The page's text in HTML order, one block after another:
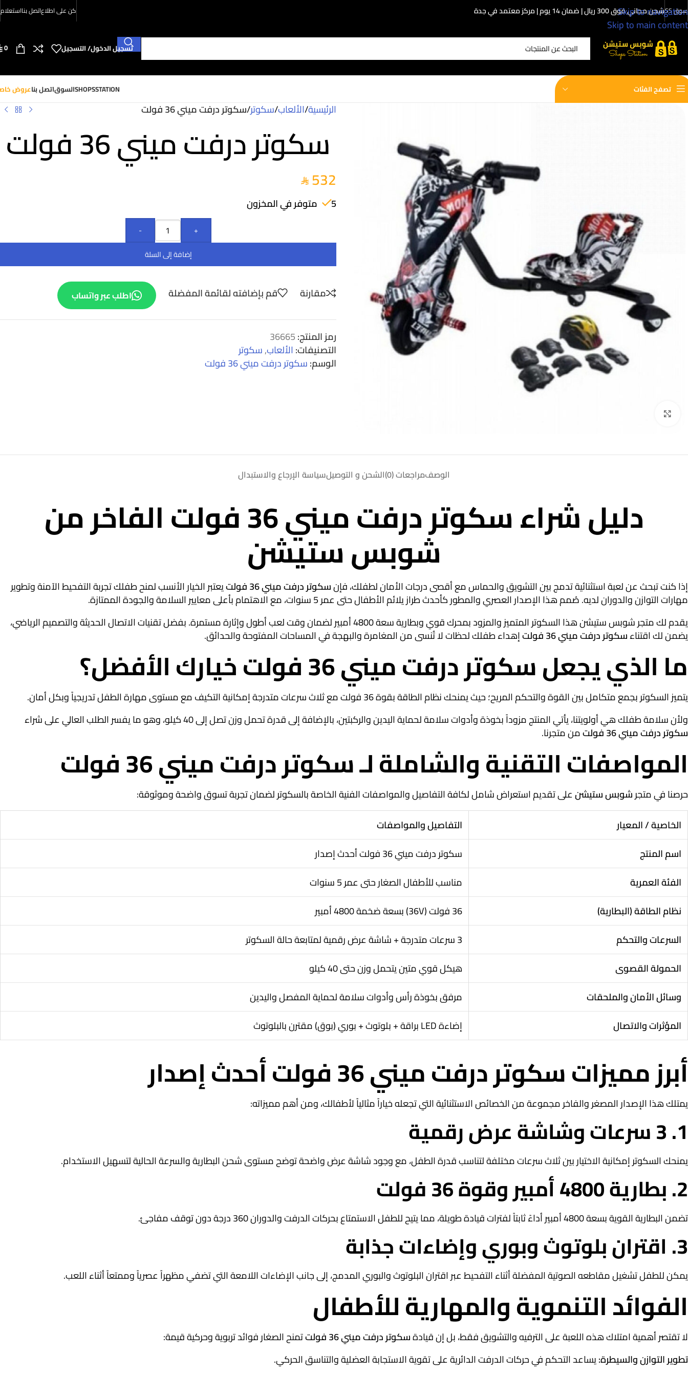
Skip to navigation
Skip to main content
سوق SS شحن مجاني فوق 300 ريال | ضمان 14 يوم | مركز معتمد في جدة كن على اطلاعاتصل بنااستعلام
تسجيل الدخول/ التسجيل 0
تصفح الفئات SHOPSSTATIONالسوقاتصل بناعروض
الرئيسية/الألعاب/سكوتر/سكوتر درفت ميني 36 فولت
سكوتر درفت ميني 36 فولت
532
5 متوفر في المخزون
-
+
إضافة إلى السلة
مقارنة قم بإضافته لقائمة المفضلة اطلب عبر واتساب
رمز المنتج:36665
التصنيفات: الألعاب,سكوتر
الوسم:سكوتر درفت ميني 36 فولت
الوصفمراجعات (0) الشحن و التوصيلسياسة الإرجاع والاستبدال
دليل شراء سكوتر درفت ميني 36 فولت الفاخر من
شوبس ستيشن
إذا كنت تبحث عن لعبة استثنائية تدمج بين التشويق والحماس مع أقصى درجات الأمان لطفلك، فإنسكوتر درفت ميني 36 فولت يعتبر الخيار الأنسب لمنح طفلك تجربة التفحيط الآمنة وتطوير
مهارات التوازن والدوران لديه. صُمم هذا الإصدار العصري والمطور كأحدث طراز يلائم الأطفال حتى عمر 5 سنوات، مع الاهتمام بأعلى معايير السلامة والجودة الممتازة.
يقدم لك متجر شوبس ستيشن هذا السكوتر المتميز والمزود بمحرك قوي وبطارية سعة 4800 أمبير لضمان وقت لعب أطول وإثارة مستمرة. بفضل تقنيات الاتصال الحديثة والتصميم الرياضي،
يضمن لك اقتناءسكوتر درفت ميني 36 فولت إهداء طفلك لحظات لا تُنسى من المغامرة والبهجة في المساحات المفتوحة والحدائق.
ما الذي يجعل سكوتر درفت ميني 36 فولت خيارك الأفضل؟
يتميز السكوتر بجمع متكامل بين القوة والتحكم المريح؛ حيث يمنحك نظام الطاقة بقوة 36 فولت مع ثلاث سرعات متدرجة إمكانية التكيف مع مستوى مهارة الطفل تدريجياً وبكل أمان.
ولأن سلامة طفلك هي أولويتنا، يأتي المنتج مزوداً بخوذة وأدوات سلامة لحماية اليدين والركبتين، بالإضافة إلى قدرة تحمل وزن تصل إلى 40 كيلو، وهو ما يفسر الطلب العالي على شراء
سكوتر درفت ميني 36 فولت من متجرنا.
المواصفات التقنية والشاملة لـ سكوتر درفت ميني 36 فولت
حرصنا في متجرشوبس ستيشنعلى تقديم استعراض شامل لكافة التفاصيل والمواصفات الفنية الخاصة بالسكوتر لضمان تجربة تسوق واضحة وموثوقة:
الخاصية / المعيار
التفاصيل والمواصفات
اسم المنتج
سكوتر درفت ميني 36 فولت أحدث إصدار
الفئة العمرية
مناسب للأطفال الصغار حتى عمر 5 سنوات
نظام الطاقة (البطارية)
36 فولت (36V) بسعة ضخمة 4800 أمبير
السرعات والتحكم
3 سرعات متدرجة + شاشة عرض رقمية لمتابعة حالة السكوتر
الحمولة القصوى
هيكل قوي متين يتحمل وزن حتى 40 كيلو
وسائل الأمان والملحقات
مرفق بخوذة رأس وأدوات سلامة لحماية المفصل واليدين
المؤثرات والاتصال
إضاءة LED براقة + بلوتوث + بوري (بوق) مقترن بالبلوتوث
أبرز مميزات سكوتر درفت ميني 36 فولت أحدث إصدار
يمتلك هذا الإصدار المصغر والفاخر مجموعة من الخصائص الاستثنائية التي تجعله خياراً مثالياً لأطفالك، ومن أهم مميزاته:
1. 3 سرعات وشاشة عرض رقمية
يمنحك السكوتر إمكانية الاختيار بين ثلاث سرعات مختلفة لتناسب قدرة الطفل، مع وجود شاشة عرض واضحة توضح مستوى شحن البطارية والسرعة الحالية لتسهيل الاستخدام.
2. بطارية 4800 أمبير وقوة 36 فولت
تضمن البطارية القوية بسعة 4800 أمبير أداءً ثابتاً لفترات قيادة طويلة، مما يتيح للطفل الاستمتاع بحركات الدرفت والدوران 360 درجة دون توقف مفاجئ.
3. اقتران بلوتوث وبوري وإضاءات جذابة
يمكن للطفل تشغيل مقاطعه الصوتية المفضلة أثناء التفحيط عبر اقتران البلوتوث والبوري المدمج، إلى جانب الإضاءات اللامعة التي تضفي مظهراً عصرياً وممتعاً أثناء اللعب.
الفوائد التنموية والمهارية للأطفال
لا تقتصر أهمية امتلاك هذه اللعبة على الترفيه والتشويق فقط، بل إن قيادةسكوتر درفت ميني 36 فولت
تمنح الصغار فوائد تربوية وحركية قيمة:
تطوير التوازن والسيطرة:يساعد التحكم في حركات الدرفت الدائرية على تقوية الاستجابة العضلية والتناسق الحركي.